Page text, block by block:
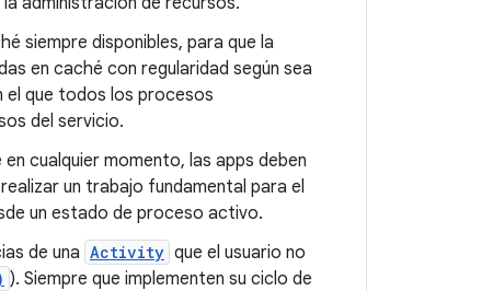
siempre disponibles, para que la
en caché con regularidad según sea
el que todos los procesos
del servicio.
cualquier momento, las apps deben
un trabajo fundamental para el
un estado de proceso activo.
de una Activity que el usuario no
). Siempre que implementen su ciclo de